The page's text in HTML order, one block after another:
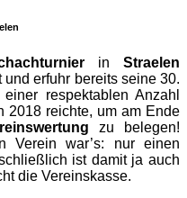
in Straelen
erfuhr bereits seine 30.
respektablen Anzahl
2018 reichte, um am Ende
zu belegen!
Verein war’s: nur einen
ist damit ja auch
die Vereinskasse.